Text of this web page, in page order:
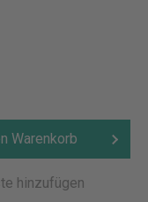
Warenkorb
hinzufügen